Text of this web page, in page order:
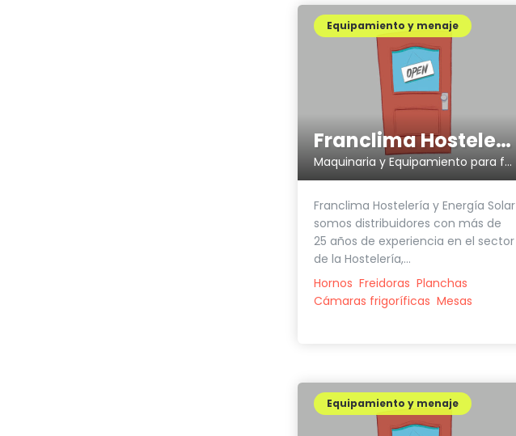
Franclima Hostelería
Maquinaria y Equipamiento para food trucks
Equipamiento y menaje
Franclima Hostelería y Energía Solar
somos distribuidores con más de
25 años de experiencia en el sector
de la Hostelería,...
Hornos Freidoras Planchas
Cámaras frigoríficas Mesas
Equipamiento y menaje